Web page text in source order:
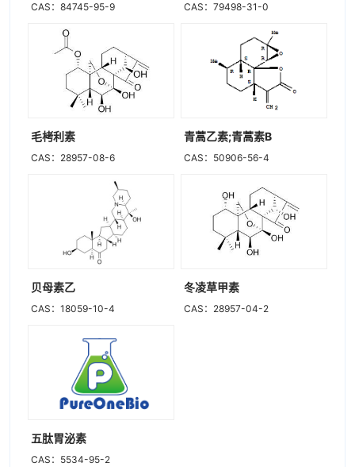
CAS：84745-95-9 CAS：79498-31-0
毛栲利素
CAS：28957-08-6
青蒿乙素;青蒿素B
CAS：50906-56-4
贝母素乙
CAS：18059-10-4
冬凌草甲素
CAS：28957-04-2
五肽胃泌素
CAS：5534-95-2